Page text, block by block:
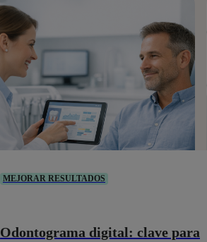
MEJORAR RESULTADOS
Odontograma digital: clave para